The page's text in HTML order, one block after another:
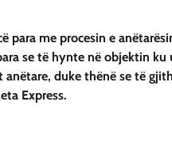
para me procesin e
se të hynte në objektin
duke thënë se të
Express.